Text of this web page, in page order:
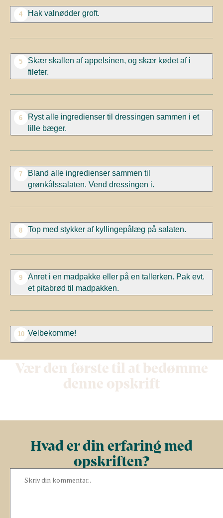
4 Hak valnødder groft.
5
Skær skallen af appelsinen, og skær kødet af i
fileter.
6
Ryst alle ingredienser til dressingen sammen i et
lille bæger.
7
Bland alle ingredienser sammen til
grønkålssalaten. Vend dressingen i.
8 Top med stykker af kyllingepålæg på salaten.
9
Anret i en madpakke eller på en tallerken. Pak evt.
et pitabrød til madpakken.
10 Velbekomme!
Vær den første til at bedømme
denne opskrift
Hvad er din erfaring med
opskriften?